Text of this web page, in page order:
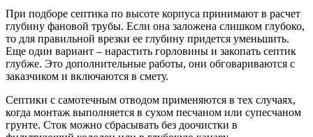
При подборе септика по высоте корпуса принимают в расчет
глубину фановой трубы. Если она заложена слишком глубоко,
то для правильной врезки ее глубину придется уменьшить.
Еще один вариант – нарастить горловины и закопать септик
глубже. Это дополнительные работы, они обговариваются с
заказчиком и включаются в смету.
Септики с самотечным отводом применяются в тех случаях,
когда монтаж выполняется в сухом песчаном или супесчаном
грунте. Сток можно сбрасывать без доочистки в